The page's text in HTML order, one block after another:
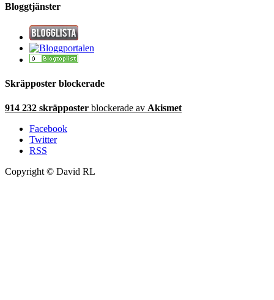
Bloggtjänster
Skräpposter blockerade
914 232 skräpposter blockerade av Akismet
Facebook
Twitter
RSS
Copyright © David RL